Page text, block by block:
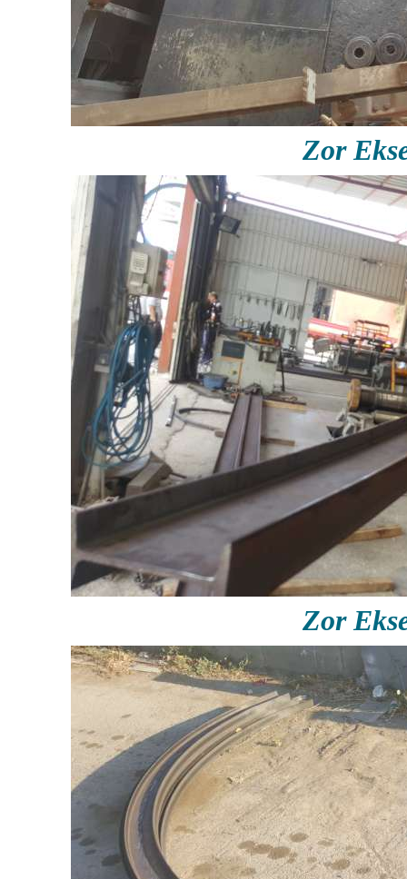
Zor
Zor